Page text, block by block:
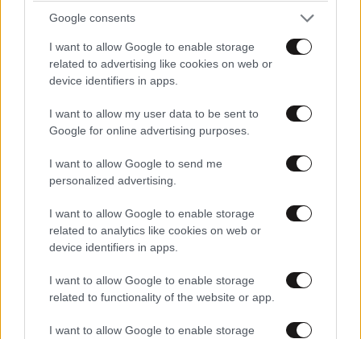
Google consents
I want to allow Google to enable storage
related to advertising like cookies on web or
device identifiers in apps.
I want to allow my user data to be sent to
Google for online advertising purposes.
I want to allow Google to send me
personalized advertising.
I want to allow Google to enable storage
related to analytics like cookies on web or
device identifiers in apps.
I want to allow Google to enable storage
related to functionality of the website or app.
I want to allow Google to enable storage
ΚΟΣΜΟΣ29 λ. πριν
μεθυσμένης οδηγού που σκότωσε νύφη λίγες
ώρες μετά τον γάμο της προκαλεί οργή